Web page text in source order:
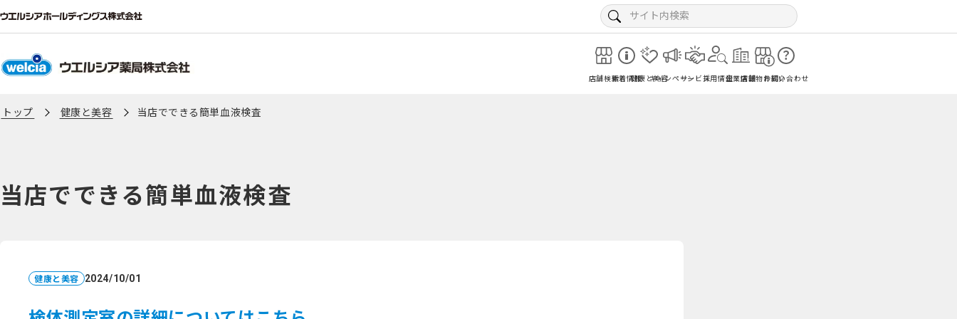
店舗検索新着情報健康と美容キャンペーンサービス採用情報企業情報店舗物件紹介お問い合わせ
トップ 健康と美容 当店でできる簡単血液検査
当店でできる簡単血液検査
健康と美容 2024/10/01